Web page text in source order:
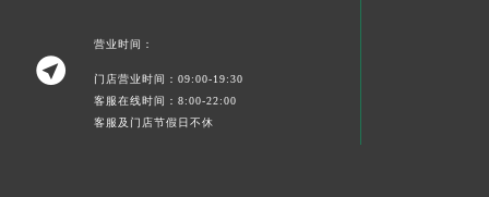

营业时间：
门店营业时间：09:00-19:30
客服在线时间：8:00-22:00
客服及门店节假日不休